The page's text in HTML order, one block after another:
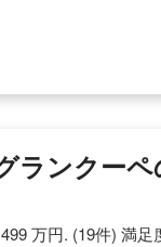
ンクーペ
万円. (19件) 満